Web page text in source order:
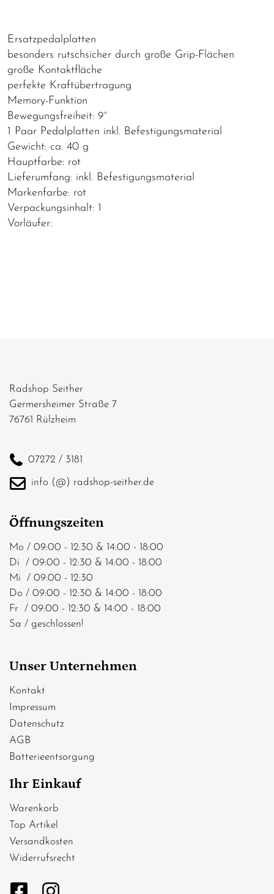
Ersatzpedalplatten
besonders rutschsicher durch große Grip-Flächen
große Kontaktfläche
perfekte Kraftübertragung
Memory-Funktion
Bewegungsfreiheit: 9°
1 Paar Pedalplatten inkl. Befestigungsmaterial
Gewicht: ca. 40 g
Hauptfarbe: rot
Lieferumfang: inkl. Befestigungsmaterial
Markenfarbe: rot
Verpackungsinhalt: 1
Vorläufer:
Radshop Seither
Germersheimer Straße 7
76761 Rülzheim
07272 / 3181
info (@) radshop-seither.de
Öffnungszeiten
Mo / 09:00 - 12:30 & 14:00 - 18:00
Di / 09:00 - 12:30 & 14:00 - 18:00
Mi / 09:00 - 12:30
Do / 09:00 - 12:30 & 14:00 - 18:00
Fr / 09:00 - 12:30 & 14:00 - 18:00
Sa / geschlossen!
Unser Unternehmen
Kontakt
Impressum
Datenschutz
AGB
Batterieentsorgung
Ihr Einkauf
Warenkorb
Top Artikel
Versandkosten
Widerrufsrecht